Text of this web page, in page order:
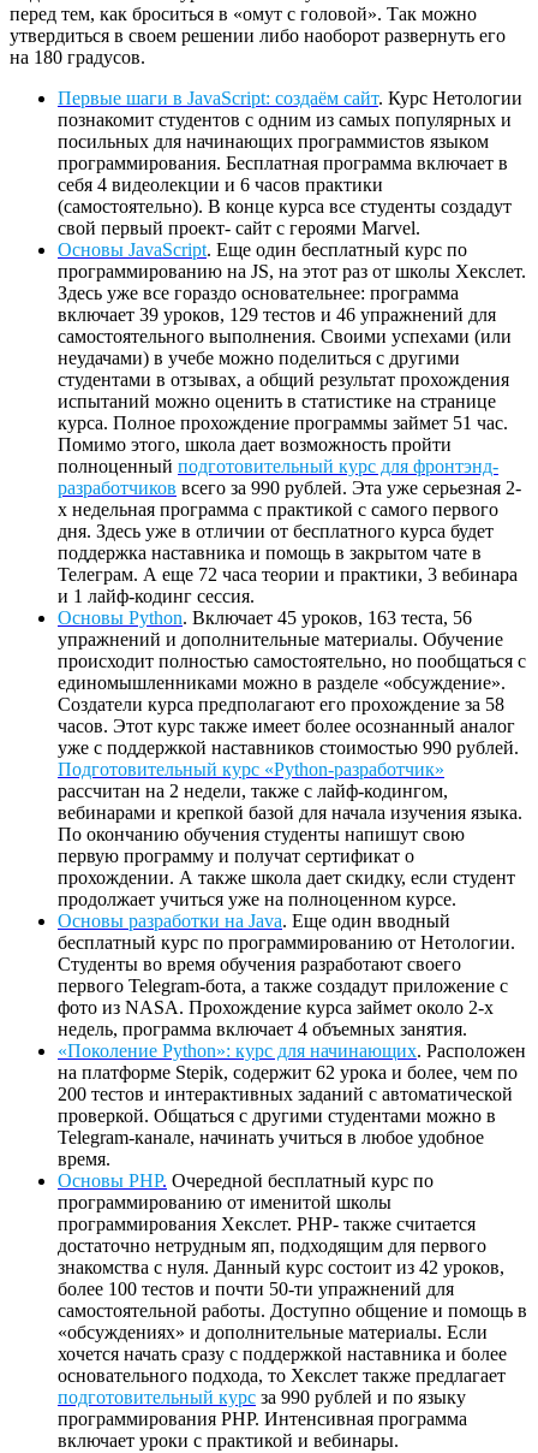
перед тем, как броситься в «омут с головой». Так можно
утвердиться в своем решении либо наоборот развернуть его
на 180 градусов.
Первые шаги в JavaScript: создаём сайт. Курс Нетологии
познакомит студентов с одним из самых популярных и
посильных для начинающих программистов языком
программирования. Бесплатная программа включает в
себя 4 видеолекции и 6 часов практики
(самостоятельно). В конце курса все студенты создадут
свой первый проект- сайт с героями Marvel.
Основы JavaScript. Еще один бесплатный курс по
программированию на JS, на этот раз от школы Хекслет.
Здесь уже все гораздо основательнее: программа
включает 39 уроков, 129 тестов и 46 упражнений для
самостоятельного выполнения. Своими успехами (или
неудачами) в учебе можно поделиться с другими
студентами в отзывах, а общий результат прохождения
испытаний можно оценить в статистике на странице
курса. Полное прохождение программы займет 51 час.
Помимо этого, школа дает возможность пройти
полноценный подготовительный курс для фронтэнд-
разработчиков всего за 990 рублей. Эта уже серьезная 2-
х недельная программа с практикой с самого первого
дня. Здесь уже в отличии от бесплатного курса будет
поддержка наставника и помощь в закрытом чате в
Телеграм. А еще 72 часа теории и практики, 3 вебинара
и 1 лайф-кодинг сессия.
Основы Python. Включает 45 уроков, 163 теста, 56
упражнений и дополнительные материалы. Обучение
происходит полностью самостоятельно, но пообщаться с
единомышленниками можно в разделе «обсуждение».
Создатели курса предполагают его прохождение за 58
часов. Этот курс также имеет более осознанный аналог
уже с поддержкой наставников стоимостью 990 рублей.
Подготовительный курс «Python-разработчик»
рассчитан на 2 недели, также с лайф-кодингом,
вебинарами и крепкой базой для начала изучения языка.
По окончанию обучения студенты напишут свою
первую программу и получат сертификат о
прохождении. А также школа дает скидку, если студент
продолжает учиться уже на полноценном курсе.
Основы разработки на Java. Еще один вводный
бесплатный курс по программированию от Нетологии.
Студенты во время обучения разработают своего
первого Telegram-бота, а также создадут приложение с
фото из NASA. Прохождение курса займет около 2-х
недель, программа включает 4 объемных занятия.
«Поколение Python»: курс для начинающих. Расположен
на платформе Stepik, содержит 62 урока и более, чем по
200 тестов и интерактивных заданий с автоматической
проверкой. Общаться с другими студентами можно в
Telegram-канале, начинать учиться в любое удобное
время.
Основы PHP. Очередной бесплатный курс по
программированию от именитой школы
программирования Хекслет. PHP- также считается
достаточно нетрудным яп, подходящим для первого
знакомства с нуля. Данный курс состоит из 42 уроков,
более 100 тестов и почти 50-ти упражнений для
самостоятельной работы. Доступно общение и помощь в
«обсуждениях» и дополнительные материалы. Если
хочется начать сразу с поддержкой наставника и более
основательного подхода, то Хекслет также предлагает
подготовительный курс за 990 рублей и по языку
программирования РНР. Интенсивная программа
включает уроки с практикой и вебинары.